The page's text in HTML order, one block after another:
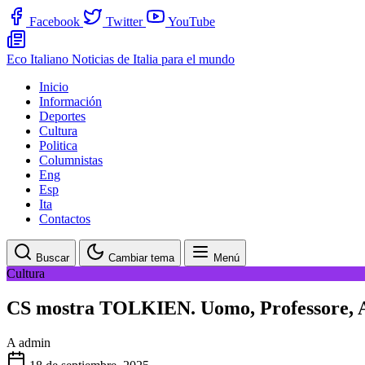
Facebook Twitter YouTube
Eco Italiano Noticias de Italia para el mundo
Inicio
Información
Deportes
Cultura
Politica
Columnistas
Eng
Esp
Ita
Contactos
Buscar Cambiar tema Menú
Cultura
CS mostra TOLKIEN. Uomo, Professore,
A admin